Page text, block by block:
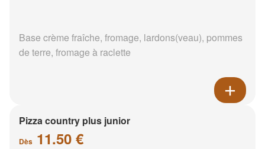
Base crème fraîche, fromage, lardons(veau), pommes
de terre, fromage à raclette
Pizza country plus junior
Dès 11.50 €